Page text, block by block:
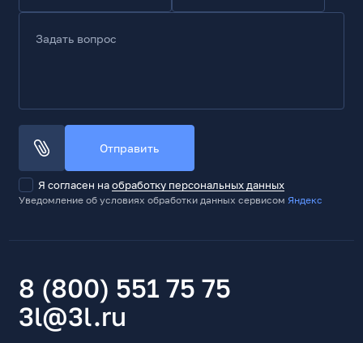
Задать вопрос
Отправить
Я согласен наобработку персональных данных
Уведомление об условиях обработки данных сервисом Яндекс
8 (800) 551 75 75
3l@3l.ru